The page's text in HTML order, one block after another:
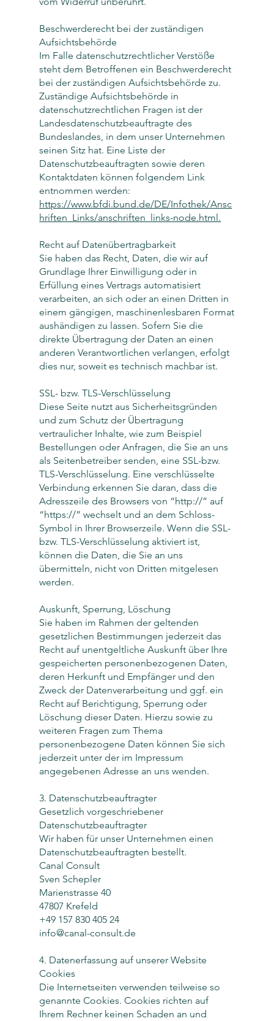
Beschwerderecht bei der zuständigen
Aufsichtsbehörde
Im Falle datenschutzrechtlicher Verstöße
steht dem Betroffenen ein Beschwerderecht
bei der zuständigen Aufsichtsbehörde zu.
Zuständige Aufsichtsbehörde in
datenschutzrechtlichen Fragen ist der
Landesdatenschutzbeauftragte des
Bundeslandes, in dem unser Unternehmen
seinen Sitz hat. Eine Liste der
Datenschutzbeauftragten sowie deren
Kontaktdaten können folgendem Link
entnommen werden:
https://www.bfdi.bund.de/DE/Infothek/Ansc
hriften_Links/anschriften_links-node.html.
Recht auf Datenübertragbarkeit
Sie haben das Recht, Daten, die wir auf
Grundlage Ihrer Einwilligung oder in
Erfüllung eines Vertrags automatisiert
verarbeiten, an sich oder an einen Dritten in
einem gängigen, maschinenlesbaren Format
aushändigen zu lassen. Sofern Sie die
direkte Übertragung der Daten an einen
anderen Verantwortlichen verlangen, erfolgt
dies nur, soweit es technisch machbar ist.
SSL- bzw. TLS-Verschlüsselung
Diese Seite nutzt aus Sicherheitsgründen
und zum Schutz der Übertragung
vertraulicher Inhalte, wie zum Beispiel
Bestellungen oder Anfragen, die Sie an uns
als Seitenbetreiber senden, eine SSL-bzw.
TLS-Verschlüsselung. Eine verschlüsselte
Verbindung erkennen Sie daran, dass die
Adresszeile des Browsers von “http://” auf
“https://” wechselt und an dem Schloss-
Symbol in Ihrer Browserzeile. Wenn die SSL-
bzw. TLS-Verschlüsselung aktiviert ist,
können die Daten, die Sie an uns
übermitteln, nicht von Dritten mitgelesen
werden.
Auskunft, Sperrung, Löschung
Sie haben im Rahmen der geltenden
gesetzlichen Bestimmungen jederzeit das
Recht auf unentgeltliche Auskunft über Ihre
gespeicherten personenbezogenen Daten,
deren Herkunft und Empfänger und den
Zweck der Datenverarbeitung und ggf. ein
Recht auf Berichtigung, Sperrung oder
Löschung dieser Daten. Hierzu sowie zu
weiteren Fragen zum Thema
personenbezogene Daten können Sie sich
jederzeit unter der im Impressum
angegebenen Adresse an uns wenden.
3. Datenschutzbeauftragter
Gesetzlich vorgeschriebener
Datenschutzbeauftragter
Wir haben für unser Unternehmen einen
Datenschutzbeauftragten bestellt.
Canal Consult
Sven Schepler
Marienstrasse 40
47807 Krefeld
+49 157 830 405 24
info@canal-consult.de
4. Datenerfassung auf unserer Website
Cookies
Die Internetseiten verwenden teilweise so
genannte Cookies. Cookies richten auf
Ihrem Rechner keinen Schaden an und